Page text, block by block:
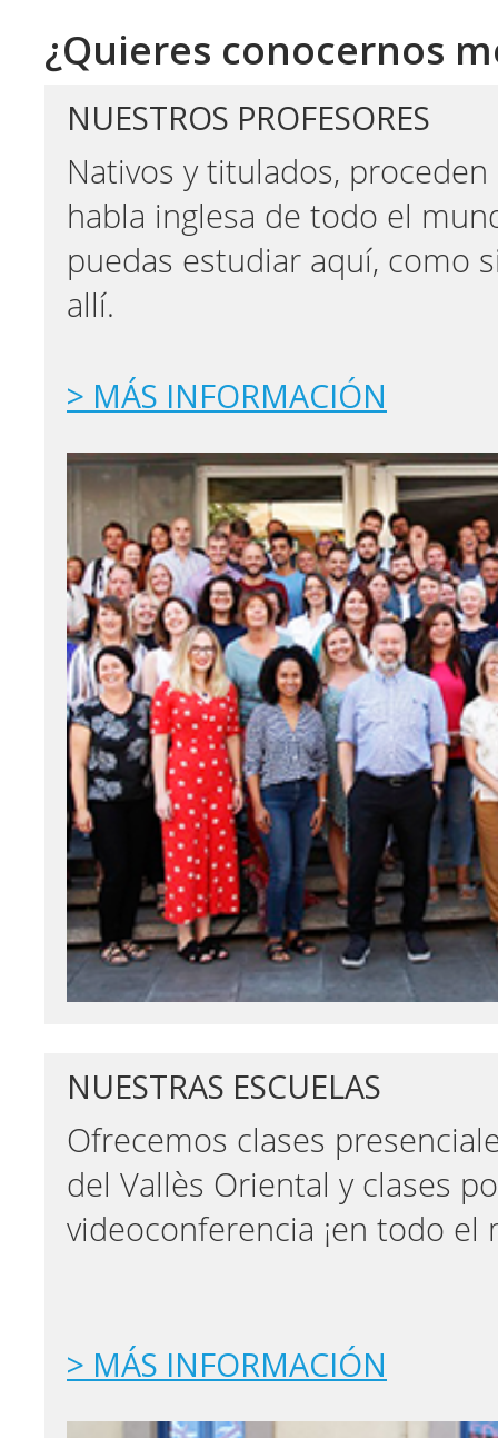
¿Quieres conocernos
NUESTROS PROFESORES
Nativos y titulados,
habla inglesa de todo el
puedas estudiar aquí, como
allí.
> MÁS INFORMACIÓN
NUESTRAS ESCUELAS
Ofrecemos clases
del Vallès Oriental y clases
videoconferencia ¡en todo el
> MÁS INFORMACIÓN